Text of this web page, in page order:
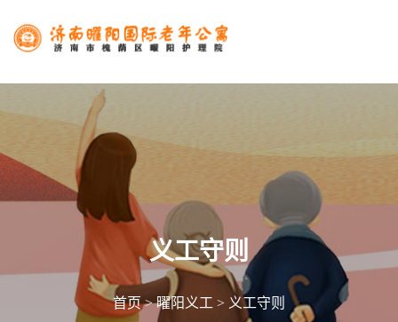
义工守则
首页>曜阳义工 > 义工守则